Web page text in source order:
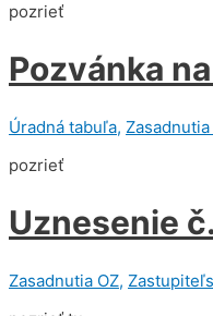
pozrieť
Pozvánka
Úradná tabuľa, Zasadnutia
pozrieť
Uznesenie
Zasadnutia OZ,